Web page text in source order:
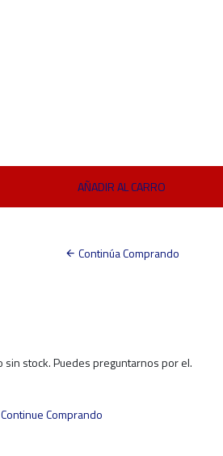
Continúa Comprando
stock. Puedes preguntarnos por el.
Comprando